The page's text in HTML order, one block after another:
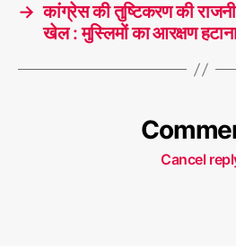
→ कांग्रेस की तुष्टिकरण की
खेल : मुस्लिमों का आरक्षण
Cancel